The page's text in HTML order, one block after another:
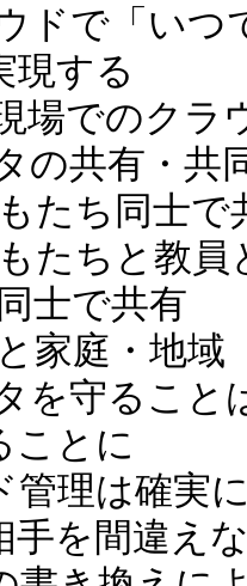
ドで「いつ
現する
場でのクラ
の共有・共
もたち同士で
もたちと教
士で共有
家庭・地域
を守ること
ことに
管理は確実
手を間違え